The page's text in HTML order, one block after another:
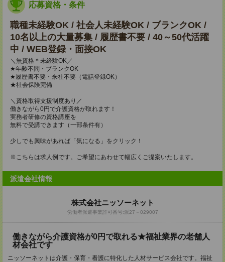
応募資格・条件
職種未経験OK / 社会人未経験OK / ブランクOK /
10名以上の大量募集 / 履歴書不要 / 40～50代活躍
中 / WEB登録・面接OK
＼無資格＊未経験OK／
★年齢不問・ブランクOK
★履歴書不要・来社不要（電話登録OK）
★社会保険完備
＼資格取得支援制度あり／
働きながら0円で介護資格が取れます！
実務者研修の資格講座を
無料で受講できます（一部条件有）
少しでも興味があれば「気になる」をクリック！
※こちらは求人例です。ご希望にあわせて幅広くご提案いたします。
派遣会社情報
株式会社ニッソーネット
労働者派遣事業許可番号:派27－029007
働きながら介護資格が0円で取れる★福祉業界の老舗人
材会社です
ニッソーネットは介護・保育・看護に特化した人材サービス会社です。福祉